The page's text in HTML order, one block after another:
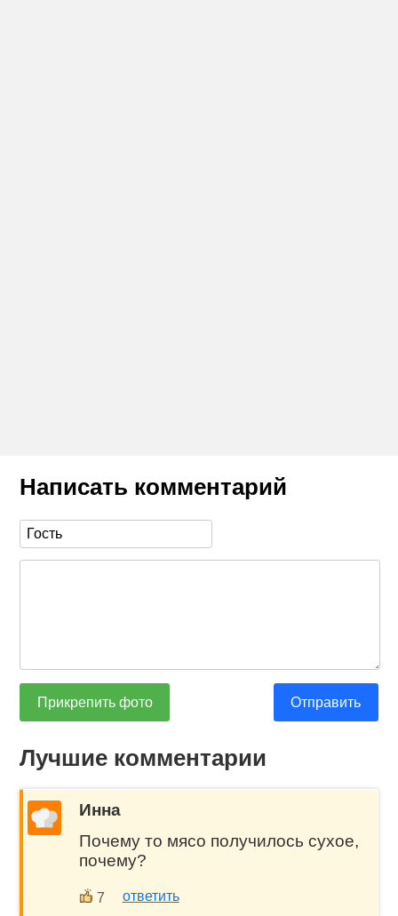
Написать комментарий
Прикрепить фото Отправить
Лучшие комментарии
Инна
Почему то мясо получилось сухое,
почему?
7 ответить